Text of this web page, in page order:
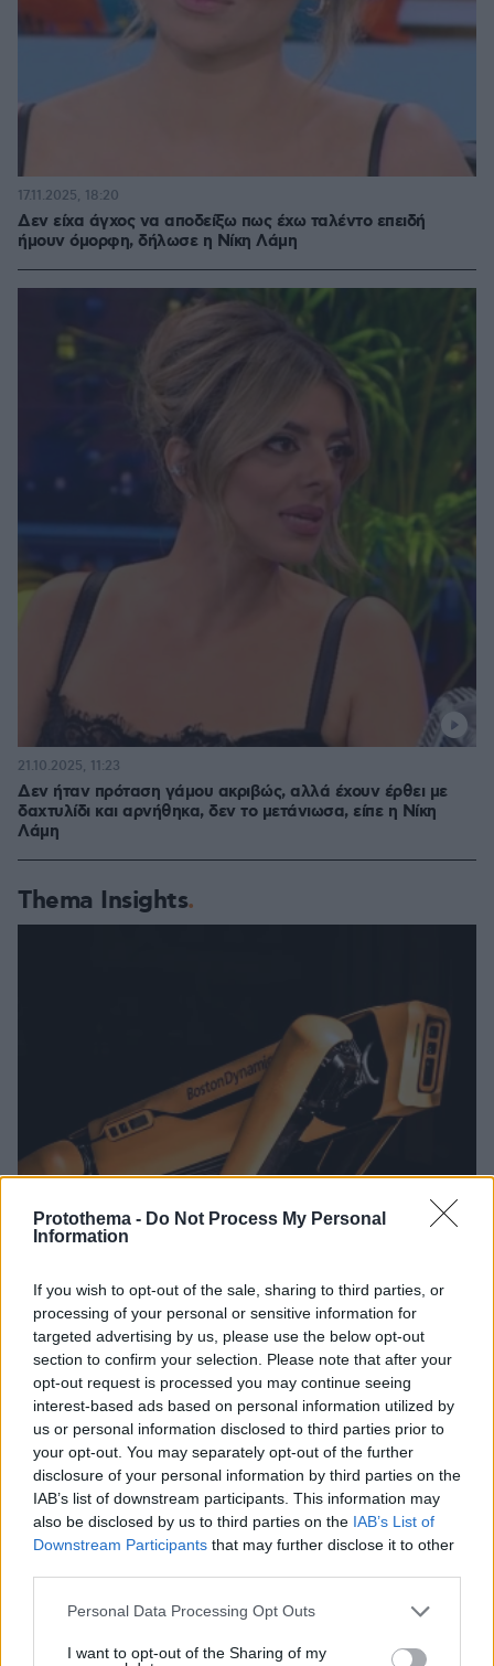
Protothema - Do Not Process My Personal
Information
If you wish to opt-out of the sale, sharing to third parties, or
processing of your personal or sensitive information for
targeted advertising by us, please use the below opt-out
section to confirm your selection. Please note that after your
opt-out request is processed you may continue seeing
interest-based ads based on personal information utilized by
us or personal information disclosed to third parties prior to
your opt-out. You may separately opt-out of the further
disclosure of your personal information by third parties on the
IAB’s list of downstream participants. This information may
also be disclosed by us to third parties on the IAB’s List of
Downstream Participants that may further disclose it to other
Please note that this website/app uses one or more Google
not limited to your visit or usage behaviour. You may click to
Personal Data Processing Opt Outs
I want to opt-out of the Sharing of my
Δεν είχα άγχος να αποδείξω πως έχω ταλέντο επειδή
ήμουν όμορφη, δήλωσε η Νίκη Λάμη
17.11.2025, 18:20
Δεν ήταν πρόταση γάμου ακριβώς, αλλά έχουν έρθει με
δαχτυλίδι και αρνήθηκα, δεν το μετάνιωσα, είπε η Νίκη
Λάμη
21.10.2025, 11:23
Thema Insights
Το μέλλον της τεχνολογίας
27.07.2026, 06:00
Η Smart φοιτητική κατοικία στην καρδιά της Αθήνας
03.08.2026, 10:56
σε Bάζει στην Aγορά Eργασίας